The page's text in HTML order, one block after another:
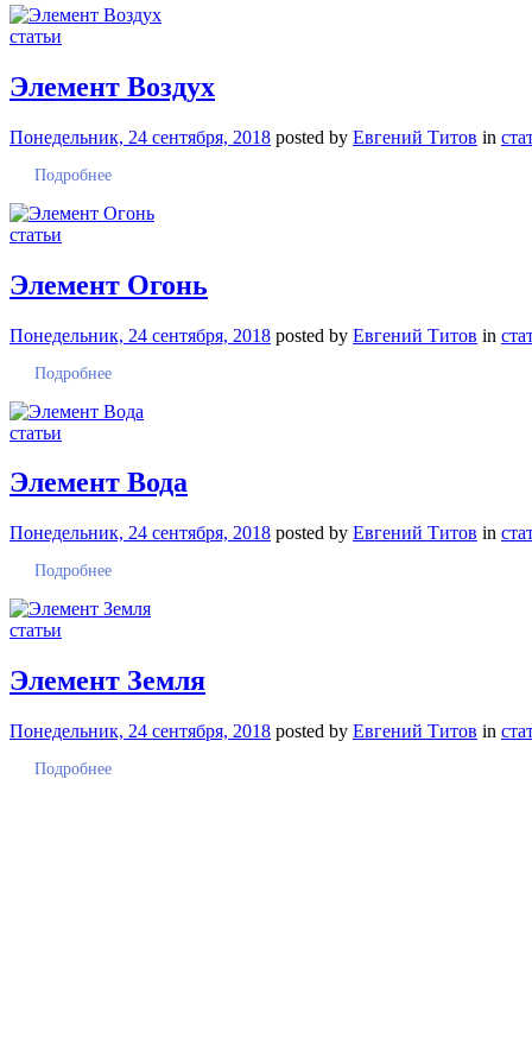
статьи
Элемент Воздух
Понедельник, 24 сентября, 2018 posted by Евгений Титов in
Подробнее
статьи
Элемент Огонь
Понедельник, 24 сентября, 2018 posted by Евгений Титов in
Подробнее
статьи
Элемент Вода
Понедельник, 24 сентября, 2018 posted by Евгений Титов in
Подробнее
статьи
Элемент Земля
Понедельник, 24 сентября, 2018 posted by Евгений Титов in
Подробнее